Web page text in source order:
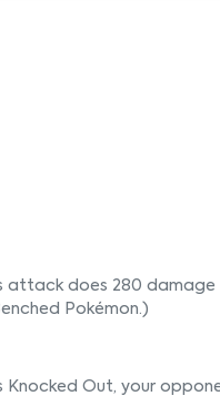
attack does 280
Pokémon.)
Knocked Out, your